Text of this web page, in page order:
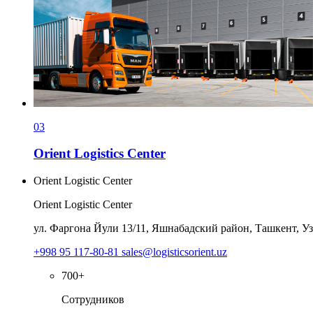
03
Orient Logistics Сenter
Orient Logistic Center
Orient Logistic Center
ул. Фаргона Йули 13/11, Яшнабадский район, Ташкент,
+998 95 117-80-81 sales@logisticsorient.uz
700+
Сотрудников